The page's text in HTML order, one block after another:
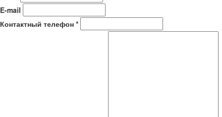
E-mail
Контактный телефон *